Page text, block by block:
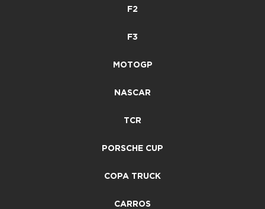
F2
F3
MOTOGP
NASCAR
TCR
PORSCHE CUP
COPA TRUCK
CARROS